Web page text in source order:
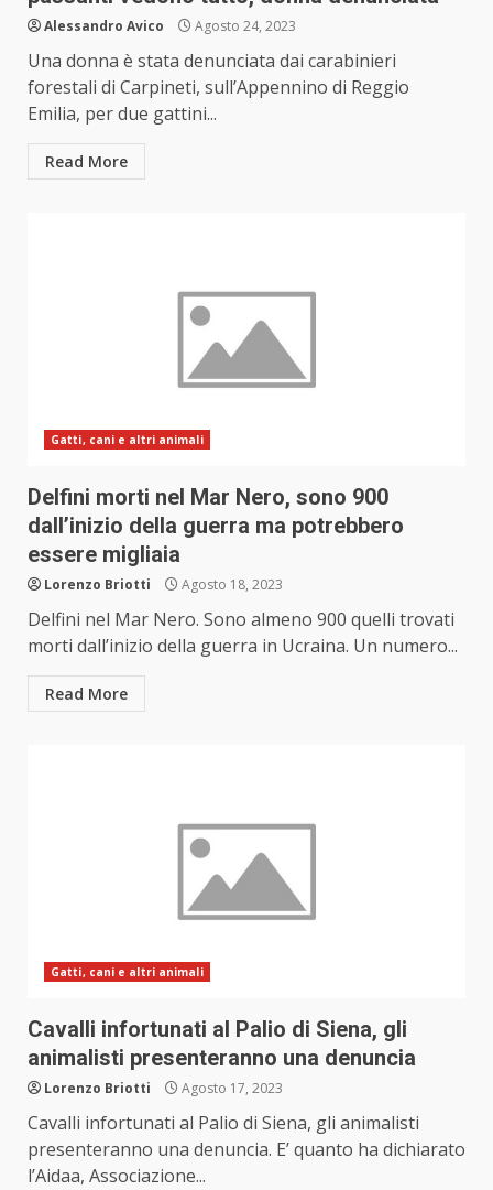
Alessandro Avico Agosto 24, 2023
Una donna è stata denunciata dai carabinieri
forestali di Carpineti, sull’Appennino di Reggio
Emilia, per due gattini...
Read More
Gatti, cani e altri animali
Delfini morti nel Mar Nero, sono 900
dall’inizio della guerra ma potrebbero
essere migliaia
Lorenzo Briotti Agosto 18, 2023
Delfini nel Mar Nero. Sono almeno 900 quelli trovati
morti dall’inizio della guerra in Ucraina. Un numero...
Read More
Gatti, cani e altri animali
Cavalli infortunati al Palio di Siena, gli
animalisti presenteranno una denuncia
Lorenzo Briotti Agosto 17, 2023
Cavalli infortunati al Palio di Siena, gli animalisti
presenteranno una denuncia. E’ quanto ha dichiarato
l’Aidaa, Associazione...